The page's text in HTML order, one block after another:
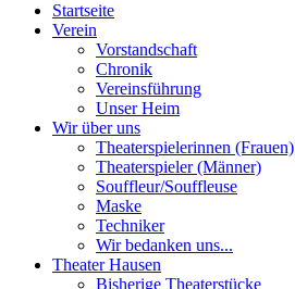
Startseite
Verein
Vorstandschaft
Chronik
Vereinsführung
Unser Heim
Wir über uns
Theaterspielerinnen (Frauen)
Theaterspieler (Männer)
Souffleur/Souffleuse
Maske
Techniker
Wir bedanken uns...
Theater Hausen
Bisherige Theaterstücke